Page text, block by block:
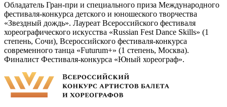
Обладатель Гран-при и специального приза Международного
фестиваля-конкурса детского и юношеского творчества
«Звездный дождь». Лауреат Всероссийского фестиваля
хореографического искусства «Russian Fest Dance Skills» (1
степень, Сочи), Всероссийского фестиваля-конкурса
современного танца «Futurum+» (1 степень, Москва).
Финалист Фестиваля-конкурса «Юный хореограф».